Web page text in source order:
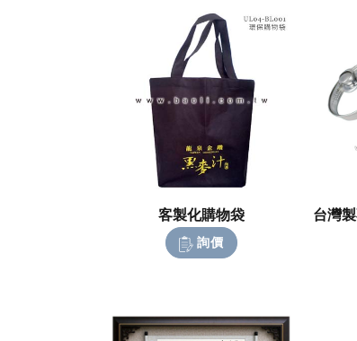
客製化購物袋
詢價